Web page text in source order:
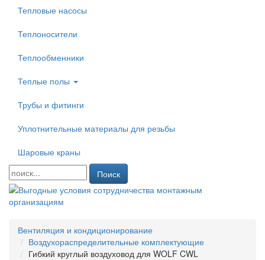
Тепловые насосы
Теплоносители
Теплообменники
Теплые полы
Трубы и фитинги
Уплотнительные материалы для резьбы
Шаровые краны
Поиск
Вентиляция и кондиционирование
Воздухораспределительные комплектующие
Гибкий круглый воздуховод для WOLF CWL